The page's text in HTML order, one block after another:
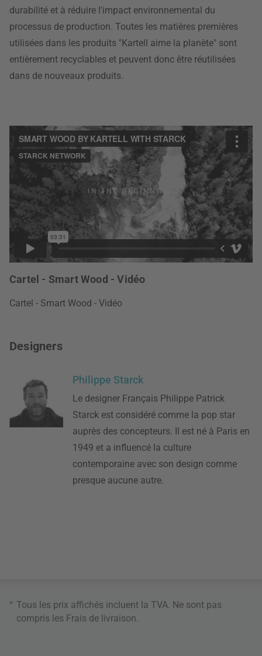
durabilité et à réduire l'impact environnemental du
processus de production. Toutes les matières premières
utilisées dans les produits "Kartell aime la planète" sont
entièrement recyclables et peuvent donc être réutilisées
dans de nouveaux produits.
Cartel - Smart Wood - Vidéo
Cartel - Smart Wood - Vidéo
Designers
Philippe Starck
Le designer Français Philippe Patrick
Starck est considéré comme la pop star
auprès des concepteurs. Il est né à Paris en
1949 et a influencé la culture
contemporaine avec son design comme
presque aucune autre.
* Tous les prix affichés incluent la TVA. Ne sont pas
compris les Frais de livraison